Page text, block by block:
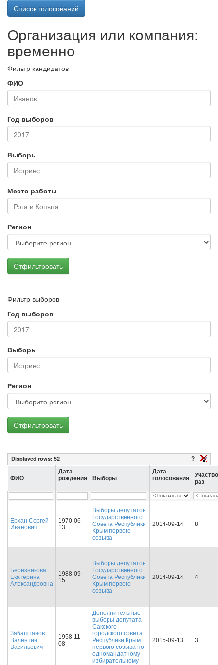
Список голосований
Организация или компания:
временно
Фильтр кандидатов
ФИО
Год выборов
Выборы
Место работы
Регион
Отфильтровать
Фильтр выборов
Год выборов
Выборы
Регион
Отфильтровать
Displayed rows: 52 ?
ФИО
Дата
рождения
Выборы
Дата
голосования
раз
Ерхан Сергей
Иванович
1970-06-
13
Выборы депутатов
Государственного
Совета Республики
Крым первого
созыва
2014-09-14 8
Березникова
Екатерина
Александровна
1988-09-
15
Выборы депутатов
Государственного
Совета Республики
Крым первого
созыва
2014-09-14 4
Забаштанов
Валентин
Васильевич
1958-11-
08
Дополнительные
выборы депутата
Сакского
городского совета
Республики Крым
первого созыва по
одномандатному
избирательному
2015-09-13 3